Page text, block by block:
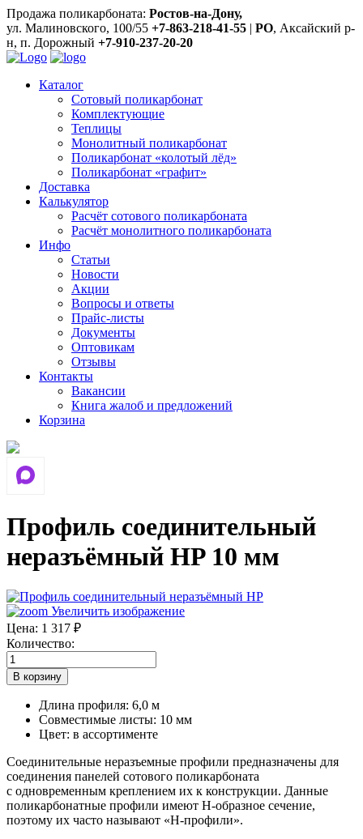
Продажа поликарбоната: Ростов-на-Дону,
ул. Малиновского, 100/55 +7-863-218-41-55 | РО, Аксайский р-
н, п. Дорожный +7-910-237-20-20
Каталог
Сотовый поликарбонат
Комплектующие
Теплицы
Монолитный поликарбонат
Поликарбонат «колотый лёд»
Поликарбонат «графит»
Доставка
Калькулятор
Расчёт сотового поликарбоната
Расчёт монолитного поликарбоната
Инфо
Статьи
Новости
Акции
Вопросы и ответы
Прайс-листы
Документы
Оптовикам
Отзывы
Контакты
Вакансии
Книга жалоб и предложений
Корзина
Профиль соединительный
неразъёмный HP 10 мм
Увеличить изображение
Цена: 1 317 ₽
Количество:
Длина профиля: 6,0 м
Совместимые листы: 10 мм
Цвет: в ассортименте
Соединительные неразъемные профили предназначены для
соединения панелей сотового поликарбоната
с одновременным креплением их к конструкции. Данные
поликарбонатные профили имеют Н-образное сечение,
поэтому их часто называют «Н-профили».